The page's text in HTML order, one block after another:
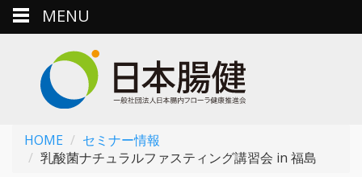
HOME
セミナー情報
乳酸菌ナチュラルファスティング講習会 in 福島
MENU